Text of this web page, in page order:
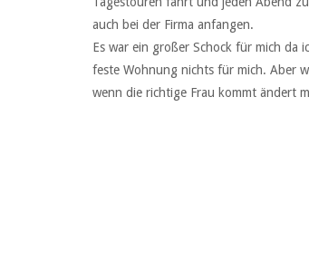
auch bei der Firma anfangen.
Es war ein großer Schock für mich da
feste Wohnung nichts für mich. Aber
wenn die richtige Frau kommt ändert